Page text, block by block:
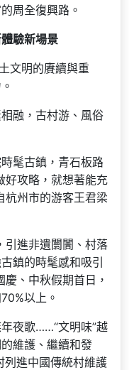
周全復興路。
驗新場景
文明的賡續與重
融，古村游、風俗
髦古鎮，青石板路
好攻略，就想著能充
杭州市的游客王君梁
引進非遺闤闠、村落
鎮的時髦感和吸引
、中秋假期首日，
以上。
夜歌……“文明味”越
維護、繼續和發
進中國傳統村維護